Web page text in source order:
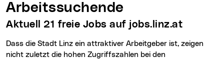
Arbeitssuchende
Aktuell 21 freie Jobs auf jobs.linz.at
Dass die Stadt Linz ein attraktiver Arbeitgeber ist, zeigen
nicht zuletzt die hohen Zugriffszahlen bei den